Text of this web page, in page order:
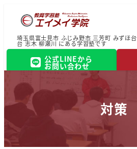
埼玉県富士見市 ふじみ野市 三芳町 みずほ
台 志木 柳瀬川 にある学習塾です
公式LINEから
お問い合わせ
対策